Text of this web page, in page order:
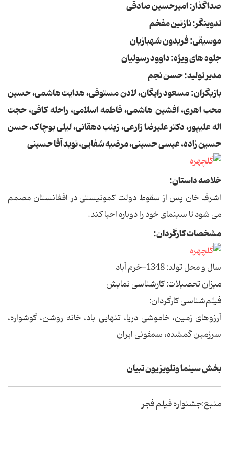
صداگذار: امیرحسین صادقی
تدوینگر: نازنین مفخم
موسیقی: فریدون شهبازیان
جلوه های ویژه: داوود رسولیان
مدیر تولید: حسن نجم
بازیگران: مسعود رایگان، لادن مستوفی، هدایت هاشمی، حسین
محب اهری، افشین هاشمی، فاطمه اسلامی، راحله کافی، حجت
اله علیپور، دکتر علیرضا زارعی، زینب دهقانی، لیلی بوچاک، حسن
حسین زاده، عیسی حسینی، مرضیه شفایی، نوید آقا حسینی
خلاصه داستان:
اشرف خان پس از سقوط دولت کمونیستی در افغانستان مصمم
می شود تا سینمای خود را دوباره احیا کند.
مشخصات کارگردان:
سال و محل تولد: 1348-خرم آباد
میزان تحصیلات: کارشناسی نمایش
فیلم‌شناسی کارگردان:
آرزوهای زمین، خاموشی دریا، تنهایی باد، خانه روشن، گوشواره،
سرزمین گمشده، سمفونی ایران
بخش سینما وتلویزیون تبیان
منبع:جشنواره فیلم فجر